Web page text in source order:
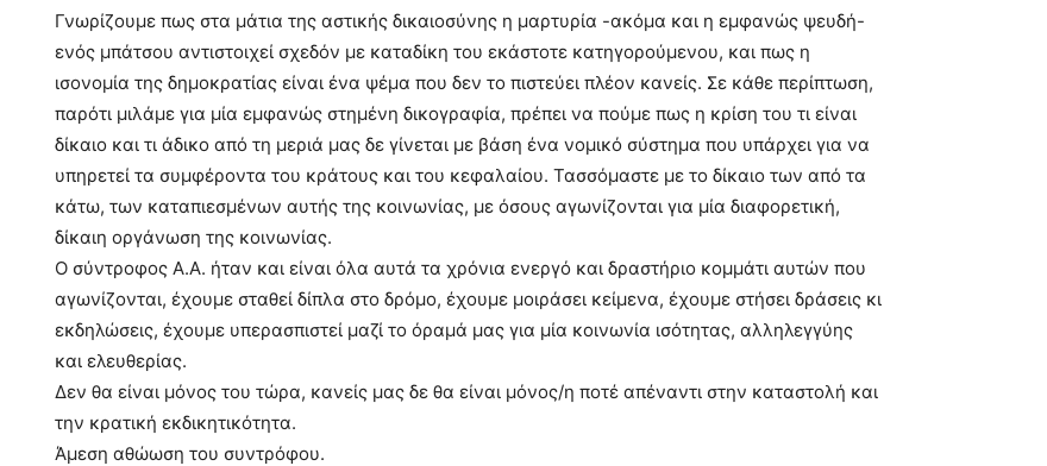
Γνωρίζουμε πως στα μάτια της αστικής δικαιοσύνης η μαρτυρία -ακόμα και η εμφανώς ψευδή-
ενός μπάτσου αντιστοιχεί σχεδόν με καταδίκη του εκάστοτε κατηγορούμενου, και πως η
ισονομία της δημοκρατίας είναι ένα ψέμα που δεν το πιστεύει πλέον κανείς. Σε κάθε περίπτωση,
παρότι μιλάμε για μία εμφανώς στημένη δικογραφία, πρέπει να πούμε πως η κρίση του τι είναι
δίκαιο και τι άδικο από τη μεριά μας δε γίνεται με βάση ένα νομικό σύστημα που υπάρχει για να
υπηρετεί τα συμφέροντα του κράτους και του κεφαλαίου. Τασσόμαστε με το δίκαιο των από τα
κάτω, των καταπιεσμένων αυτής της κοινωνίας, με όσους αγωνίζονται για μία διαφορετική,
δίκαιη οργάνωση της κοινωνίας.
Ο σύντροφος Α.Α. ήταν και είναι όλα αυτά τα χρόνια ενεργό και δραστήριο κομμάτι αυτών που
αγωνίζονται, έχουμε σταθεί δίπλα στο δρόμο, έχουμε μοιράσει κείμενα, έχουμε στήσει δράσεις κι
εκδηλώσεις, έχουμε υπερασπιστεί μαζί το όραμά μας για μία κοινωνία ισότητας, αλληλεγγύης
και ελευθερίας.
Δεν θα είναι μόνος του τώρα, κανείς μας δε θα είναι μόνος/η ποτέ απέναντι στην καταστολή και
την κρατική εκδικητικότητα.
Άμεση αθώωση του συντρόφου.